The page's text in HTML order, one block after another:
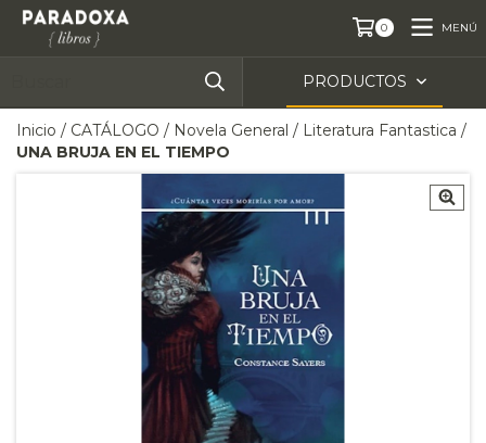
0 MENÚ
PRODUCTOS
Inicio / CATÁLOGO / Novela General / Literatura Fantastica /
UNA BRUJA EN EL TIEMPO